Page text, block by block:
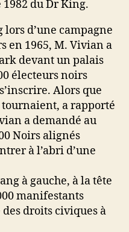
1982 du Dr King.
d’une campagne
en 1965, M. Vivian a
devant un palais
électeurs noirs
Alors que
a rapporté
a demandé au
Noirs alignés
à l’abri d’une